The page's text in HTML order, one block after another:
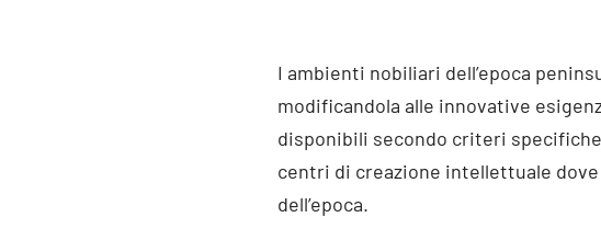
I ambienti nobiliari dell’epoca
modificandola alle innovative
disponibili secondo criteri
centri di creazione intellettuale
dell’epoca.